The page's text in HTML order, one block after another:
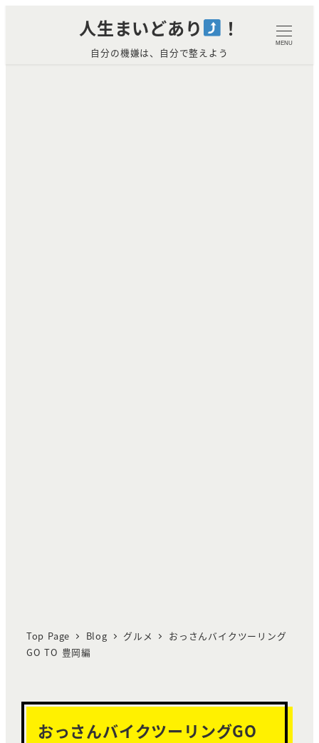
人生まいどあり ！
自分の機嫌は、自分で整えよう
MENU
Top Page Blog グルメ
おっさんバイクツーリング
GO TO 豊岡編
おっさんバイクツーリングGO